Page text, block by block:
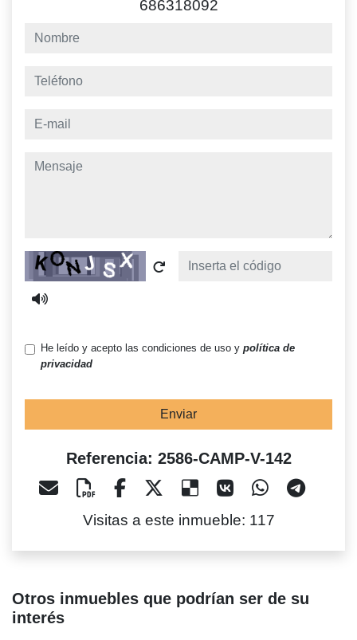
686318092
nombre
teléfono
e-mail
mensaje
Captcha
He leído y acepto las condiciones de uso y política de
privacidad
Enviar
Referencia: 2586-CAMP-V-142
Visitas a este inmueble: 117
Otros inmuebles que podrían ser de su
interés